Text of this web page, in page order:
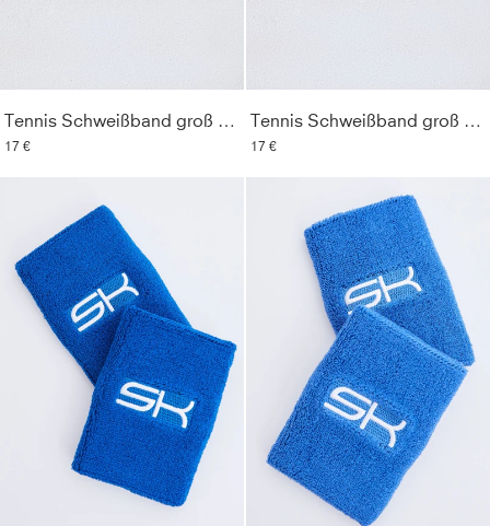
Tennis Schweißband groß 2er Set, cyan blau
17 €
Tennis Schweißband groß 2er Set, grau blau
17 €